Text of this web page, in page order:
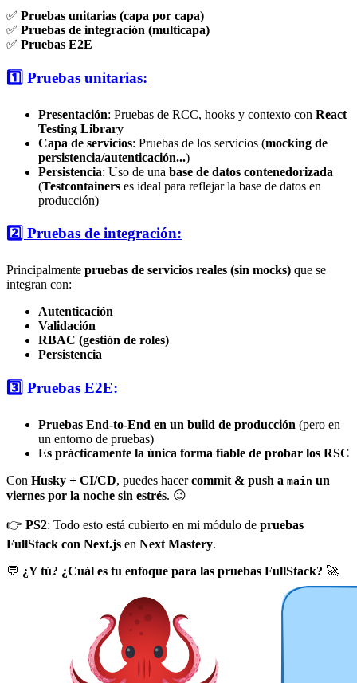
✅ Pruebas unitarias (capa por capa)
✅ Pruebas de integración (multicapa)
✅ Pruebas E2E
1️⃣ Pruebas unitarias:
Presentación: Pruebas de RCC, hooks y contexto con React
Testing Library
Capa de servicios: Pruebas de los servicios (mocking de
persistencia/autenticación...)
Persistencia: Uso de una base de datos contenedorizada
(Testcontainers es ideal para reflejar la base de datos en
producción)
2️⃣ Pruebas de integración:
Principalmente pruebas de servicios reales (sin mocks) que se
integran con:
Autenticación
Validación
RBAC (gestión de roles)
Persistencia
3️⃣ Pruebas E2E:
Pruebas End-to-End en un build de producción (pero en
un entorno de pruebas)
Es prácticamente la única forma fiable de probar los RSC
Con Husky + CI/CD, puedes hacercommit & push a main un
viernes por la noche sin estrés. 😉
👉 PS2: Todo esto está cubierto en mi módulo de pruebas
FullStack con Next.js en Next Mastery.
💬 ¿Y tú? ¿Cuál es tu enfoque para las pruebas FullStack? 🚀